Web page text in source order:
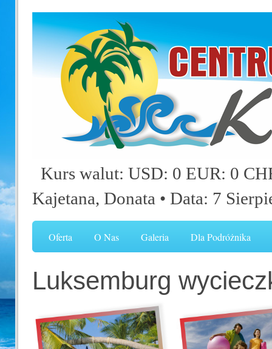
Kurs walut: USD: 0 EUR: 0
Kajetana, Donata • Data: 7
Oferta O Nas Galeria Dla Podróżnika
Luksemburg